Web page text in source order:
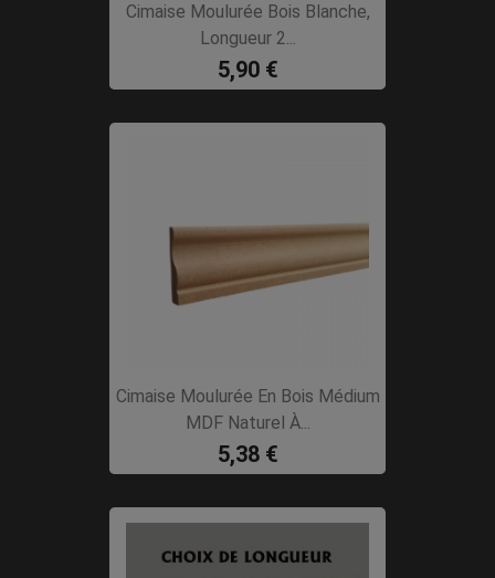
Cimaise Moulurée Bois Blanche,
Longueur 2...
5,90 €
Cimaise Moulurée En Bois Médium
MDF Naturel À...
5,38 €